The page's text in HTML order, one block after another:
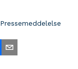
Pressemeddelelse